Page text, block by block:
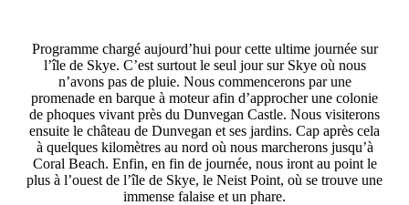
Programme chargé aujourd’hui pour cette ultime journée sur
l’île de Skye. C’est surtout le seul jour sur Skye où nous
n’avons pas de pluie. Nous commencerons par une
promenade en barque à moteur afin d’approcher une colonie
de phoques vivant près du Dunvegan Castle. Nous visiterons
ensuite le château de Dunvegan et ses jardins. Cap après cela
à quelques kilomètres au nord où nous marcherons jusqu’à
Coral Beach. Enfin, en fin de journée, nous iront au point le
plus à l’ouest de l’île de Skye, le Neist Point, où se trouve une
immense falaise et un phare.